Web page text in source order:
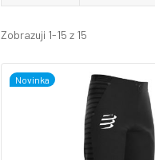
Zobrazuji 1-15 z 15
Novinka